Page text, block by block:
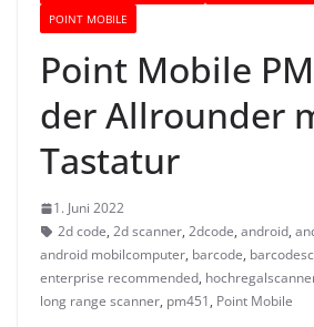
POINT MOBILE
Point Mobile
der Allrounder
Tastatur
1. Juni 2022
2d code, 2d scanner, 2dcode, android,
android mobilcomputer, barcode,
enterprise recommended,
long range scanner, pm451, Point Mobile